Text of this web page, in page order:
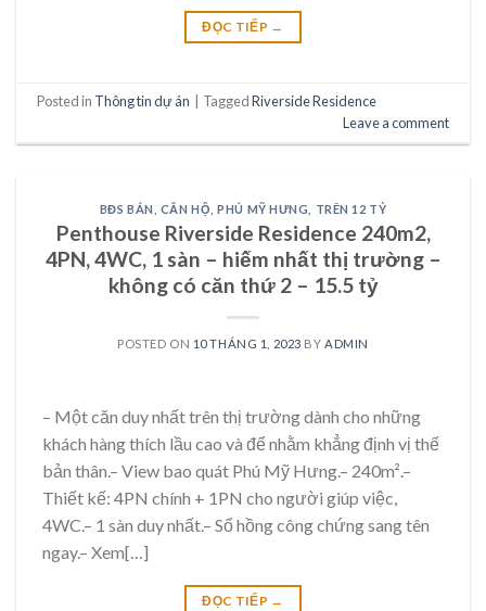
ĐỌC TIẾP →
Posted in Thông tin dự án TaggedRiverside Residence
Leave a comment
BĐS BÁN CĂN HỘ ,PHÚ MỸ HƯNG TRÊN 12 TỶ
Penthouse Riverside Residence 240m2,
4PN, 4WC, 1 sàn – hiếm nhất thị trường –
không có căn thứ 2 – 15.5 tỷ
POSTED ON 10 THÁNG 1, 2023 BY ADMIN
– Một căn duy nhất trên thị trường dành cho những
khách hàng thích lầu cao và để nhằm khẳng định vị thế
bản thân.– View bao quát Phú Mỹ Hưng.– 240m².–
Thiết kế: 4PN chính + 1PN cho người giúp việc,
4WC.– 1 sàn duy nhất.– Sổ hồng công chứng sang tên
ngay.– Xem[…]
ĐỌC TIẾP →